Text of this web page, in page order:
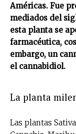
Américas. Fue
mediados del
esta planta se
farmacéutica,
embargo, un
el cannabidiol.
La planta
Las plantas